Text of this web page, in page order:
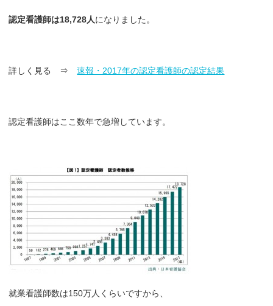
認定看護師は18,728人になりました。
詳しく見る ⇒速報・2017年の認定看護師の認定結果
認定看護師はここ数年で急増しています。
就業看護師数は150万人くらいですから、